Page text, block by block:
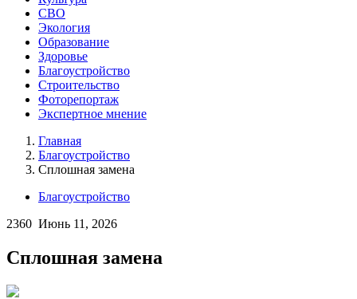
СВО
Экология
Образование
Здоровье
Благоустройство
Строительство
Фоторепортаж
Экспертное мнение
Главная
Благоустройство
Сплошная замена
Благоустройство
2360 Июнь 11, 2026
Сплошная замена